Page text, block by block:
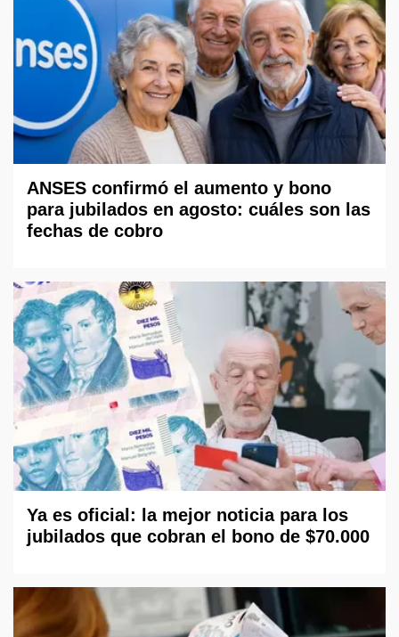
ANSES confirmó el aumento y bono
para jubilados en agosto: cuáles son las
fechas de cobro
Ya es oficial: la mejor noticia para los
jubilados que cobran el bono de $70.000